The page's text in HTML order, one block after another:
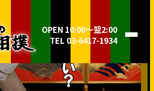
OPEN 10:00～翌2:00
TEL 03-6417-1934